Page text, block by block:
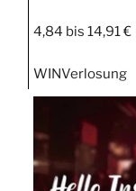
4,84 bis 14,91 €
WINVerlosung